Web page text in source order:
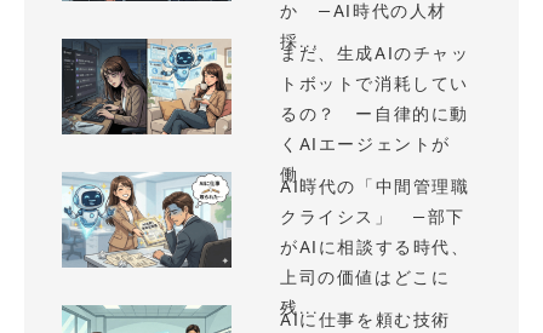
か —AI時代の人材
採...
まだ、生成AIのチャッ
トボットで消耗してい
るの？ ー自律的に動
くAIエージェントが
働...
AI時代の「中間管理職
クライシス」 —部下
がAIに相談する時代、
上司の価値はどこに
残...
AIに仕事を頼む技術